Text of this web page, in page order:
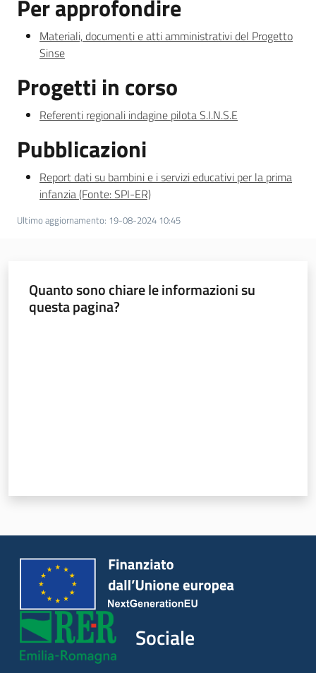
Per approfondire
Materiali, documenti e atti amministrativi del Progetto
Sinse
Progetti in corso
Referenti regionali indagine pilota S.I.N.S.E
Pubblicazioni
Report dati su bambini e i servizi educativi per la prima
infanzia (Fonte: SPI-ER)
Ultimo aggiornamento: 19-08-2024 10:45
Quanto sono chiare le informazioni su
questa pagina?
Sociale